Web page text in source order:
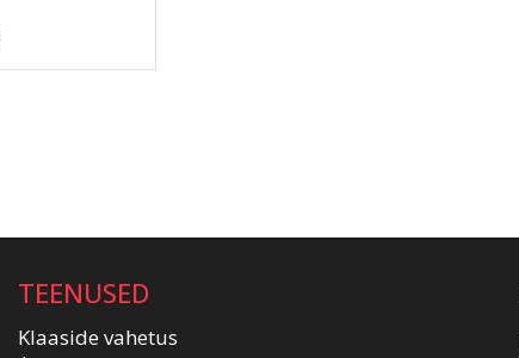
TEENUSED
Klaaside vahetus